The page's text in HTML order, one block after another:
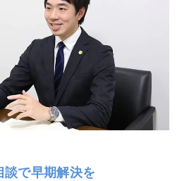
で早期解決を